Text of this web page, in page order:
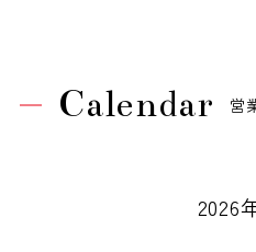
Calendar 営
2026